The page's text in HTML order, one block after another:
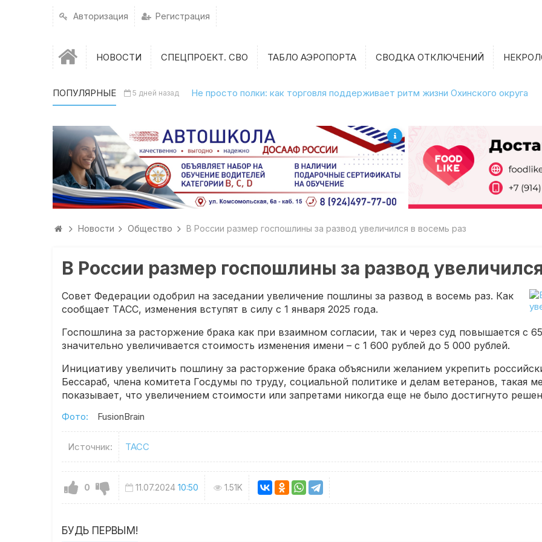
Авторизация Регистрация
НОВОСТИ СПЕЦПРОЕКТ. СВО ТАБЛО АЭРОПОРТА СВОДКА ОТКЛЮЧЕНИЙ
ПОПУЛЯРНЫЕ 5 дней назад Не просто полки: как торговля поддерживает ритм жизни Охинского округа
Новости Общество В России размер госпошлины за развод увеличился в восемь раз
В России размер госпошлины за развод
Совет Федерации одобрил на заседании увеличение пошлины за развод в восемь раз. Как
сообщает ТАСС, изменения вступят в силу с 1 января 2025 года.
Госпошлина за расторжение брака как при взаимном согласии, так и через суд повышается с
значительно увеличивается стоимость изменения имени – с 1 600 рублей до 5 000 рублей.
Инициативу увеличить пошлину за расторжение брака объяснили желанием укрепить
Бессараб, члена комитета Госдумы по труду, социальной политике и делам ветеранов, такая
показывает, что увеличением стоимости или запретами никогда еще не было достигнуто
Фото: FusionBrain
Источник: ТАСС
0 11.07.2024 10:50 1.51K
БУДЬ ПЕРВЫМ!